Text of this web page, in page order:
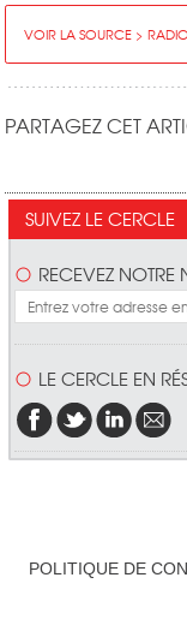
VOIR LA SOURCE >
PARTAGEZ CET
SUIVEZ LE CERCLE
RECEVEZ NOTRE
LE CERCLE EN
POLITIQUE DE